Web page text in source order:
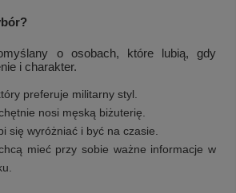
o osobach, które lubią, gdy
i charakter.
preferuje militarny styl.
nosi męską biżuterię.
się wyróżniać i być na czasie.
mieć przy sobie ważne informacje w